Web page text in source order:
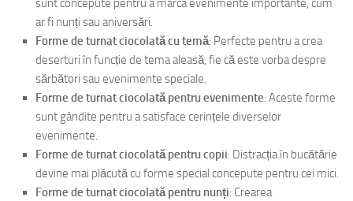
sunt concepute pentru a marca evenimente importante, cum
ar fi nunți sau aniversări.
Forme de turnat ciocolată cu temă: Perfecte pentru a crea
deserturi în funcție de tema aleasă, fie că este vorba despre
sărbători sau evenimente speciale.
Forme de turnat ciocolată pentru evenimente: Aceste forme
sunt gândite pentru a satisface cerințele diverselor
evenimente.
Forme de turnat ciocolată pentru copii: Distracția în bucătărie
devine mai plăcută cu forme special concepute pentru cei mici.
Forme de turnat ciocolată pentru nunți: Crearea